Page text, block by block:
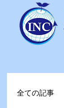
全ての記事